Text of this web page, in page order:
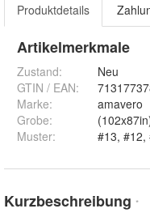
Produktdetails
Artikelmerkmale
Zustand:
Neu
GTIN / EAN:
Marke:
amavero
Grobe:
Muster:
Kurzbeschreibung *